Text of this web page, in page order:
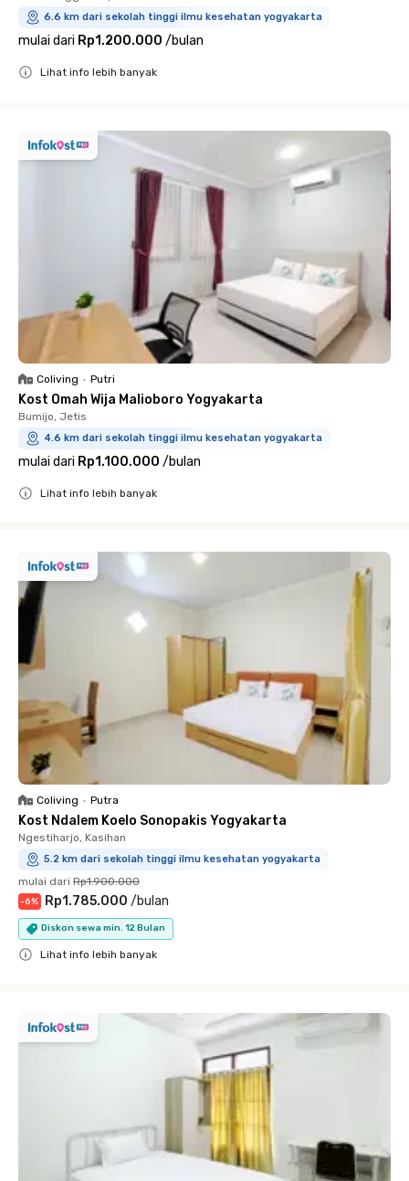
6.6 km dari sekolah tinggi ilmu kesehatan yogyakarta
mulai dari Rp1.200.000 /bulan
Lihat info lebih banyak
Coliving • Putri
Kost Omah Wija Malioboro Yogyakarta
Bumijo, Jetis
4.6 km dari sekolah tinggi ilmu kesehatan yogyakarta
mulai dari Rp1.100.000 /bulan
Lihat info lebih banyak
Coliving • Putra
Kost Ndalem Koelo Sonopakis Yogyakarta
Ngestiharjo, Kasihan
5.2 km dari sekolah tinggi ilmu kesehatan yogyakarta
mulai dari Rp1.900.000
-6% Rp1.785.000 /bulan
Diskon sewa min. 12 Bulan
Lihat info lebih banyak